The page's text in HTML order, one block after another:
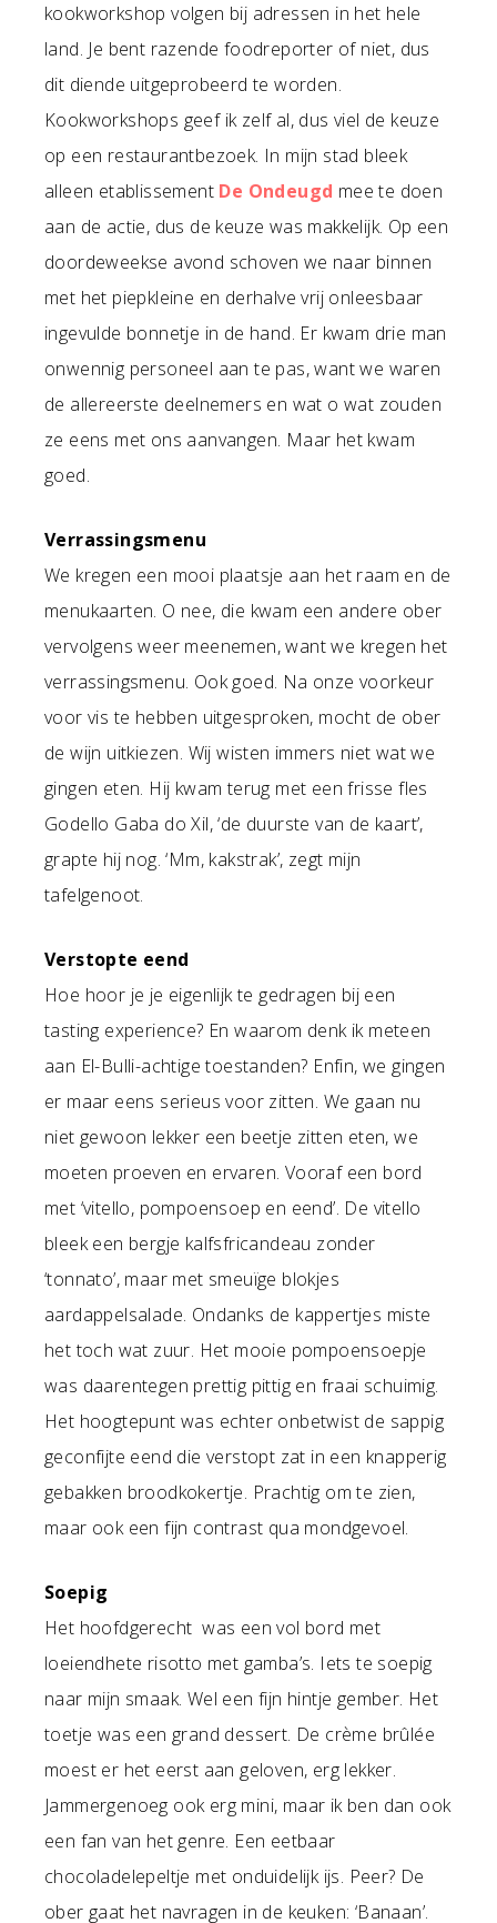
kookworkshop volgen bij adressen in het hele
land. Je bent razende foodreporter of niet, dus
dit diende uitgeprobeerd te worden.
Kookworkshops geef ik zelf al, dus viel de keuze
op een restaurantbezoek. In mijn stad bleek
alleen etablissement De Ondeugd mee te doen
aan de actie, dus de keuze was makkelijk. Op een
doordeweekse avond schoven we naar binnen
met het piepkleine en derhalve vrij onleesbaar
ingevulde bonnetje in de hand. Er kwam drie man
onwennig personeel aan te pas, want we waren
de allereerste deelnemers en wat o wat zouden
ze eens met ons aanvangen. Maar het kwam
goed.
Verrassingsmenu
We kregen een mooi plaatsje aan het raam en de
menukaarten. O nee, die kwam een andere ober
vervolgens weer meenemen, want we kregen het
verrassingsmenu. Ook goed. Na onze voorkeur
voor vis te hebben uitgesproken, mocht de ober
de wijn uitkiezen. Wij wisten immers niet wat we
gingen eten. Hij kwam terug met een frisse fles
Godello Gaba do Xil, ‘de duurste van de kaart’,
grapte hij nog. ‘Mm, kakstrak’, zegt mijn
tafelgenoot.
Verstopte eend
Hoe hoor je je eigenlijk te gedragen bij een
tasting experience? En waarom denk ik meteen
aan El-Bulli-achtige toestanden? Enfin, we gingen
er maar eens serieus voor zitten. We gaan nu
niet gewoon lekker een beetje zitten eten, we
moeten proeven en ervaren. Vooraf een bord
met ‘vitello, pompoensoep en eend’. De vitello
bleek een bergje kalfsfricandeau zonder
‘tonnato’, maar met smeuïge blokjes
aardappelsalade. Ondanks de kappertjes miste
het toch wat zuur. Het mooie pompoensoepje
was daarentegen prettig pittig en fraai schuimig.
Het hoogtepunt was echter onbetwist de sappig
geconfijte eend die verstopt zat in een knapperig
gebakken broodkokertje. Prachtig om te zien,
maar ook een fijn contrast qua mondgevoel.
Soepig
Het hoofdgerecht was een vol bord met
loeiendhete risotto met gamba’s. Iets te soepig
naar mijn smaak. Wel een fijn hintje gember. Het
toetje was een grand dessert. De crème brûlée
moest er het eerst aan geloven, erg lekker.
Jammergenoeg ook erg mini, maar ik ben dan ook
een fan van het genre. Een eetbaar
chocoladelepeltje met onduidelijk ijs. Peer? De
ober gaat het navragen in de keuken: ‘Banaan’.